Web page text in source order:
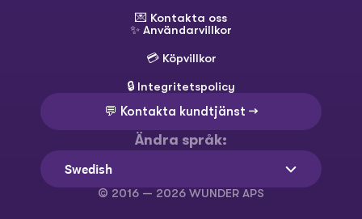
💌 Kontakta oss
✨ Användarvillkor
💳 Köpvillkor
🔒 Integritetspolicy
💬 Kontakta kundtjänst →
Ändra språk:
Select Language
Swedish
© 2016 — 2026 WUNDER APS